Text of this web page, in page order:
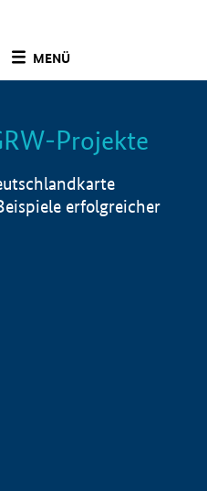
MENÜ
Info
Projekte
erfolgreicher